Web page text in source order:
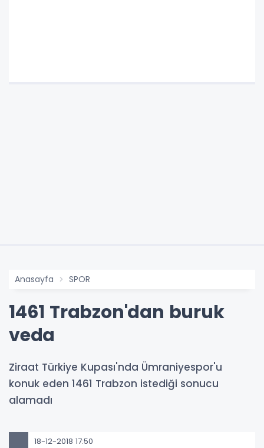
Anasayfa SPOR
1461 Trabzon'dan buruk
veda
Ziraat Türkiye Kupası'nda Ümraniyespor'u
konuk eden 1461 Trabzon istediği sonucu
alamadı
18-12-2018 17:50